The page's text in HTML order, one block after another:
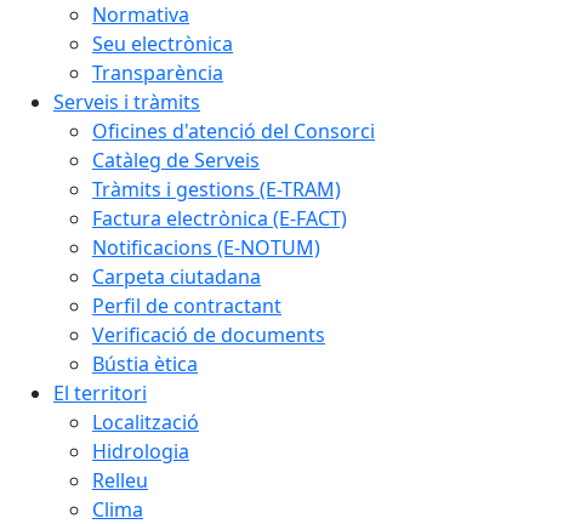
Normativa
Seu electrònica
Transparència
Serveis i tràmits
Oficines d'atenció del Consorci
Catàleg de Serveis
Tràmits i gestions (E-TRAM)
Factura electrònica (E-FACT)
Notificacions (E-NOTUM)
Carpeta ciutadana
Perfil de contractant
Verificació de documents
Bústia ètica
El territori
Localització
Hidrologia
Relleu
Clima